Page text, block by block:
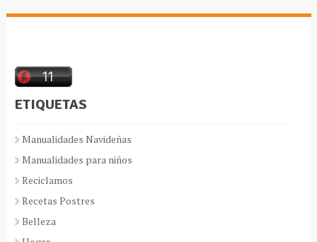
ETIQUETAS
Manualidades Navideñas
Manualidades para niños
Reciclamos
Recetas Postres
Belleza